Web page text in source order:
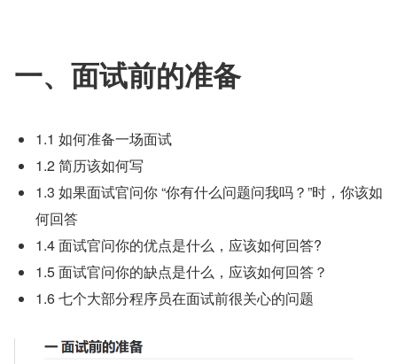
一、面试前的准备
1.1 如何准备一场面试
1.2 简历该如何写
1.3 如果面试官问你 “你有什么问题问我吗？”时，你该如
何回答
1.4 面试官问你的优点是什么，应该如何回答?
1.5 面试官问你的缺点是什么，应该如何回答？
1.6 七个大部分程序员在面试前很关心的问题